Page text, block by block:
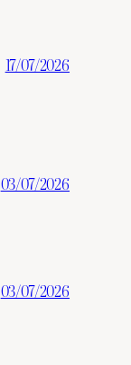
17/07/2026
03/07/2026
03/07/2026